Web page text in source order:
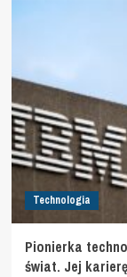
Technologia
Pionierka
świat. Jej